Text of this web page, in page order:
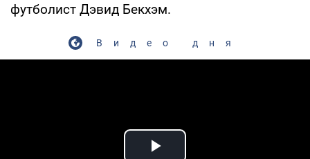
футболист Дэвид Бекхэм.
Видео дня